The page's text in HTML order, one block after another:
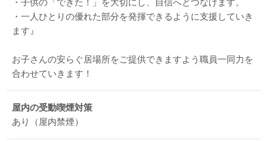
・一人ひとりの優れた部分を発揮できるように支援していき
ます』
お子さんの安らぐ居場所をご提供できますよう職員一同力を
合わせていきます！
屋内の受動喫煙対策
あり（屋内禁煙）